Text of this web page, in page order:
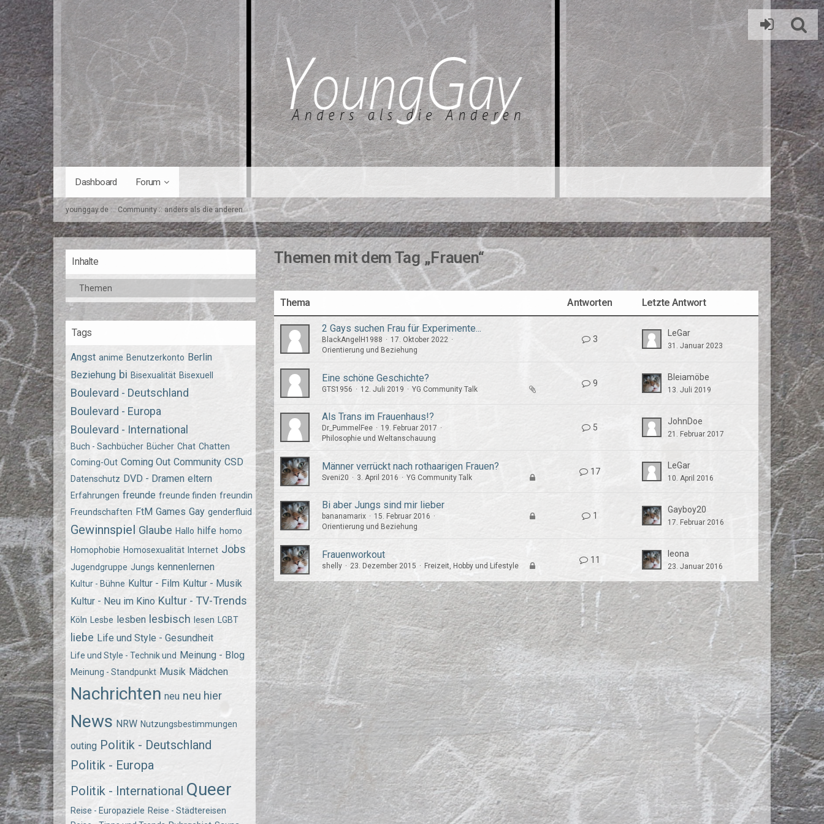
Dashboard Forum
younggay.de ::: Community :: anders als die anderen
Inhalte
Themen
Tags
Angst anime Benutzerkonto Berlin
Beziehung bi Bisexualität Bisexuell
Boulevard - Deutschland
Boulevard - Europa
Boulevard - International
Buch - Sachbücher Bücher Chat Chatten
Coming-Out Coming Out Community CSD
Datenschutz DVD - Dramen eltern
Erfahrungen freunde freunde finden freundin
Freundschaften FtM Games Gay genderfluid
Gewinnspiel Glaube Hallo hilfe homo
Homophobie Homosexualität Internet Jobs
Jugendgruppe Jungs kennenlernen
Kultur - Bühne Kultur - Film Kultur - Musik
Kultur - Neu im Kino Kultur - TV-Trends
Köln Lesbe lesben lesbisch lesen LGBT
liebe Life und Style - Gesundheit
Life und Style - Technik und Meinung - Blog
Meinung - Standpunkt Musik Mädchen
Nachrichten neu neu hier
News NRW Nutzungsbestimmungen
outing Politik - Deutschland
Politik - Europa
Politik - International Queer
Reise - Europaziele Reise - Städtereisen
Themen mit dem Tag „Frauen“
Thema Antworten Letzte Antwort
2 Gays suchen Frau für Experimente...
BlackAngelH1988
17. Oktober 2022
Orientierung und Beziehung
3
LeGar
31. Januar 2023
Eine schöne Geschichte?
GTS1956 12. Juli 2019 YG Community Talk
9
Bleiamöbe
13. Juli 2019
Als Trans im Frauenhaus!?
Dr_PummelFee
19. Februar 2017
Philosophie und Weltanschauung
5
JohnDoe
21. Februar 2017
Männer verrückt nach rothaarigen Frauen?
Sveni20 3. April 2016 YG Community Talk
17
LeGar
10. April 2016
Bi aber Jungs sind mir lieber
bananamarix
15. Februar 2016
Orientierung und Beziehung
1
Gayboy20
17. Februar 2016
Frauenworkout
shelly 23. Dezember 2015 Freizeit, Hobby und Lifestyle
11
leona
23. Januar 2016